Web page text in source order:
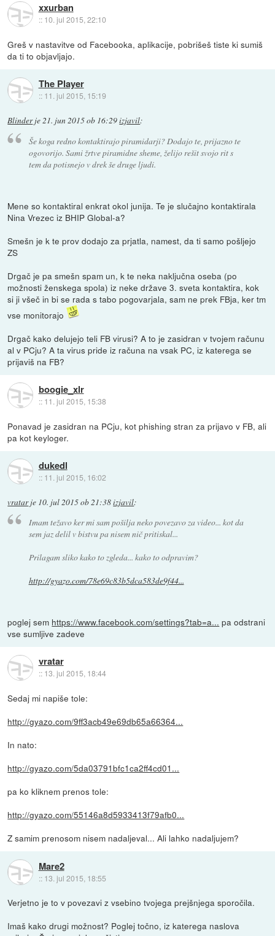
xxurban
:: 10. jul 2015, 22:10
Greš v nastavitve od Facebooka, aplikacije, pobrišeš tiste ki sumiš
da ti to objavljajo.
The Player
:: 11. jul 2015, 15:19
Blinderje21. jun 2015 ob 16:29izjavil:
Še koga redno kontaktirajo piramidarji? Dodajo te, prijazno te
ogovorijo. Sami žrtve piramidne sheme, želijo rešit svojo rit s
tem da potisnejo v drek še druge ljudi.
Mene so kontaktiral enkrat okol junija. Te je slučajno kontaktirala
Nina Vrezec iz BHIP Global-a?
Smešn je k te prov dodajo za prjatla, namest, da ti samo pošljejo
ZS
Drgač je pa smešn spam un, k te neka naključna oseba (po
možnosti ženskega spola) iz neke države 3. sveta kontaktira, kok
si ji všeč in bi se rada s tabo pogovarjala, sam ne prek FBja, ker tm
vse monitorajo
Drgač kako delujejo teli FB virusi? A to je zasidran v tvojem računu
al v PCju? A ta virus pride iz računa na vsak PC, iz katerega se
prijaviš na FB?
boogie_xlr
:: 11. jul 2015, 15:38
Ponavad je zasidran na PCju, kot phishing stran za prijavo v FB, ali
pa kot keyloger.
dukedl
:: 11. jul 2015, 16:02
vratarje 10. jul 2015 ob 21:38izjavil:
Imam težavo ker mi sam pošilja neko povezavo za video... kot da
sem jaz delil v bistvu pa nisem nič pritiskal...
Prilagam sliko kako to zgleda... kako to odpravim?
http://gyazo.com/78e69c83b5dca583de9f44...
poglej sem https://www.facebook.com/settings?tab=a... pa odstrani
vse sumljive zadeve
vratar
:: 13. jul 2015, 18:44
Sedaj mi napiše tole:
http://gyazo.com/9ff3acb49e69db65a66364...
In nato:
http://gyazo.com/5da03791bfc1ca2ff4cd01...
pa ko kliknem prenos tole:
http://gyazo.com/55146a8d5933413f79afb0...
Z samim prenosom nisem nadaljeval... Ali lahko nadaljujem?
Mare2
:: 13. jul 2015, 18:55
Verjetno je to v povezavi z vsebino tvojega prejšnjega sporočila.
Imaš kako drugi možnost? Poglej točno, iz katerega naslova